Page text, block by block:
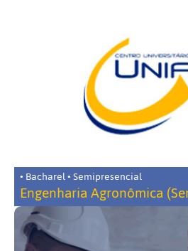
• Bacharel • Semipresencial
Engenharia Agronômica